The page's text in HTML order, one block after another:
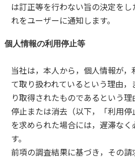
は訂正等を行わない旨の決定を
れをユーザーに通知します。
個人情報の利用停止等
当社は，本人から，個人情報が
て取り扱われているという理由
り取得されたものであるという
停止または消去（以下，「利用停
を求められた場合には，遅滞な
す。
前項の調査結果に基づき，その